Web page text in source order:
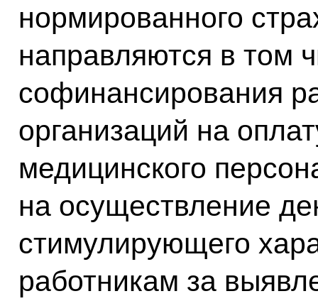
нормированного
направляются в том
софинансирования
организаций на
медицинского
на осуществление
стимулирующего
работникам за